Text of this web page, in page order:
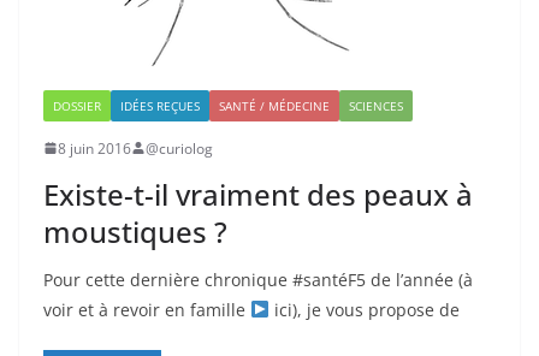
DOSSIER IDÉES REÇUES SANTÉ / MÉDECINE SCIENCES
8 juin 2016 @curiolog
Existe-t-il vraiment des peaux à
moustiques ?
Pour cette dernière chronique #santéF5 de l’année (à
voir et à revoir en famille
ici), je vous propose de